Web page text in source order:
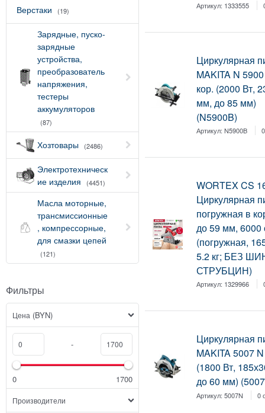
Верстаки (19)
Зарядные, пуско-
зарядные
устройства,
преобразователь
напряжения,
тестеры
аккумуляторов
(87)
Хозтовары (2486)
Электротехническ
ие изделия
(4451)
Масла моторные,
трансмиссионные
, компрессорные,
для смазки цепей
(121)
Фильтры
Цена (BYN)
-
0 1700
Производители
Артикул: 1333555
Циркулярная
MAKITA N
кор. (2000 Вт,
мм, до 85 мм)
(N5900B)
Артикул:N5900B
WORTEX CS
Циркулярная
погружная в
до 59 мм, 6000
(погружная,
5.2 кг; БЕЗ
СТРУБЦИН)
Артикул: 1329966
Циркулярная
MAKITA 5007
(1800 Вт,
до 60 мм)
Артикул:5007N 0